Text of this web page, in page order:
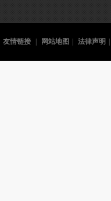
友情链接 网站地图 法律声明